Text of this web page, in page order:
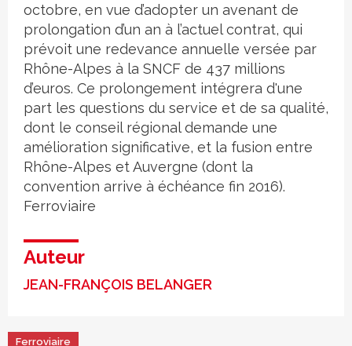
octobre, en vue d’adopter un avenant de
prolongation d’un an à l’actuel contrat, qui
prévoit une redevance annuelle versée par
Rhône-Alpes à la SNCF de 437 millions
d’euros. Ce prolongement intégrera d'une
part les questions du service et de sa qualité,
dont le conseil régional demande une
amélioration significative, et la fusion entre
Rhône-Alpes et Auvergne (dont la
convention arrive à échéance fin 2016).
Ferroviaire
Auteur
JEAN-FRANÇOIS BELANGER
Ferroviaire